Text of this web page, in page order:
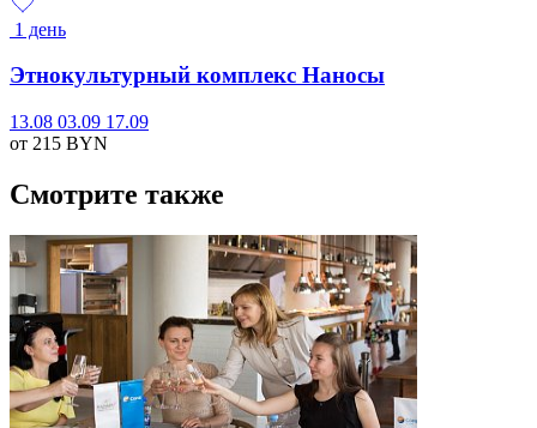
1 день
Этнокультурный комплекс Наносы
13.08 03.09 17.09
от 215 BYN
Смотрите также